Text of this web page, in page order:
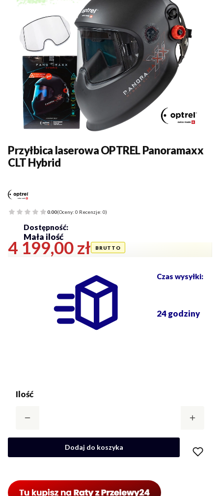
Przyłbica laserowa OPTREL Panoramaxx
CLT Hybrid
0.00(Oceny: 0 Recenzje: 0)
Cena
4 199,00 zł
Czas wysyłki:
24 godziny
Ilość
Dostępność:
Mała ilość
Dodaj do koszyka